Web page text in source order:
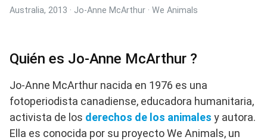
Australia, 2013 · Jo-Anne McArthur · We Animals
Quién es Jo-Anne McArthur ?
Jo-Anne McArthur nacida en 1976 es una
fotoperiodista canadiense, educadora humanitaria,
activista de los derechos de los animales y autora.
Ella es conocida por su proyecto We Animals, un